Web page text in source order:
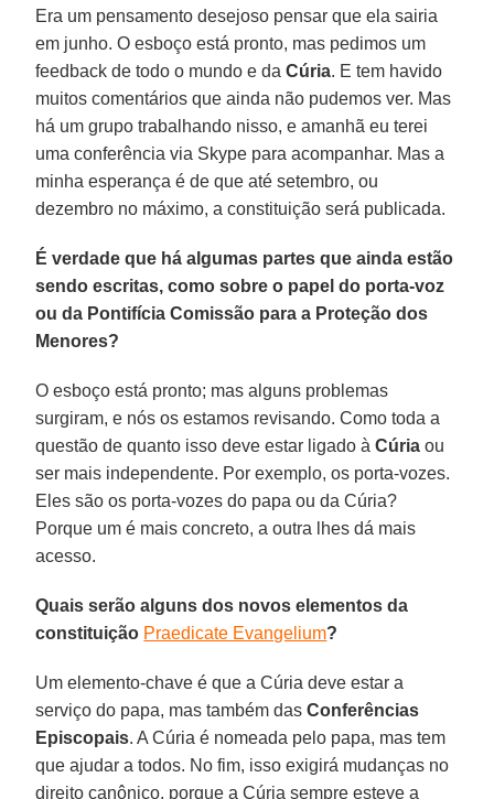
Era um pensamento desejoso pensar que ela sairia
em junho. O esboço está pronto, mas pedimos um
feedback de todo o mundo e daCúria. E tem havido
muitos comentários que ainda não pudemos ver. Mas
há um grupo trabalhando nisso, e amanhã eu terei
uma conferência via Skype para acompanhar. Mas a
minha esperança é de que até setembro, ou
dezembro no máximo, a constituição será publicada.
É verdade que há algumas partes que ainda estão
sendo escritas, como sobre o papel do porta-voz
ou da Pontifícia Comissão para a Proteção dos
Menores?
O esboço está pronto; mas alguns problemas
surgiram, e nós os estamos revisando. Como toda a
questão de quanto isso deve estar ligado àCúria ou
ser mais independente. Por exemplo, os porta-vozes.
Eles são os porta-vozes do papa ou da Cúria?
Porque um é mais concreto, a outra lhes dá mais
acesso.
Quais serão alguns dos novos elementos da
constituição Praedicate Evangelium?
Um elemento-chave é que a Cúria deve estar a
serviço do papa, mas também dasConferências
Episcopais. A Cúria é nomeada pelo papa, mas tem
que ajudar a todos. No fim, isso exigirá mudanças no
direito canônico, porque a Cúria sempre esteve a